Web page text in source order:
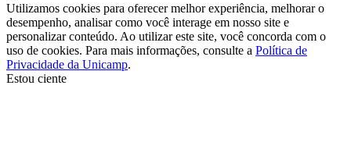
Utilizamos cookies para oferecer melhor experiência, melhorar o
desempenho, analisar como você interage em nosso site e
personalizar conteúdo. Ao utilizar este site, você concorda com o
uso de cookies. Para mais informações, consulte a Política de
Privacidade da Unicamp.
Estou ciente